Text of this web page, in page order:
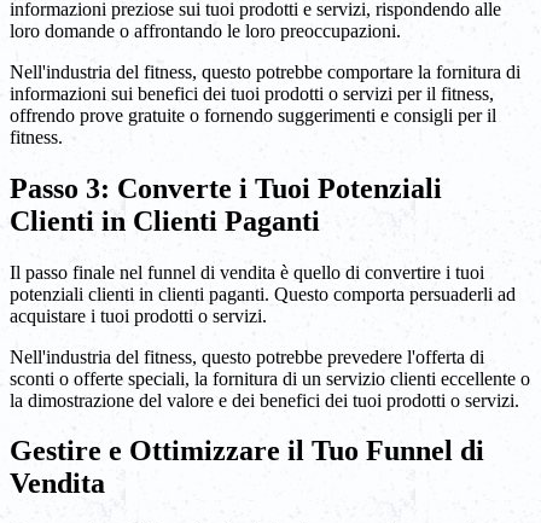
informazioni preziose sui tuoi prodotti e servizi, rispondendo alle
loro domande o affrontando le loro preoccupazioni.
Nell'industria del fitness, questo potrebbe comportare la fornitura di
informazioni sui benefici dei tuoi prodotti o servizi per il fitness,
offrendo prove gratuite o fornendo suggerimenti e consigli per il
fitness.
Passo 3: Converte i Tuoi Potenziali
Clienti in Clienti Paganti
Il passo finale nel funnel di vendita è quello di convertire i tuoi
potenziali clienti in clienti paganti. Questo comporta persuaderli ad
acquistare i tuoi prodotti o servizi.
Nell'industria del fitness, questo potrebbe prevedere l'offerta di
sconti o offerte speciali, la fornitura di un servizio clienti eccellente o
la dimostrazione del valore e dei benefici dei tuoi prodotti o servizi.
Gestire e Ottimizzare il Tuo Funnel di
Vendita